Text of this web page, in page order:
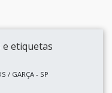
/ GARÇA - SP